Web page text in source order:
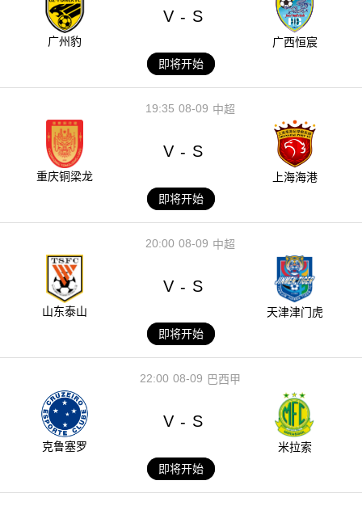
广州豹
V - S
广西恒宸
即将开始
08-09
19:35 中超
重庆铜梁龙
V - S
上海海港
即将开始
08-09
20:00 中超
山东泰山
V - S
天津津门虎
即将开始
08-09
22:00 巴西甲
克鲁塞罗
V - S
米拉索
即将开始